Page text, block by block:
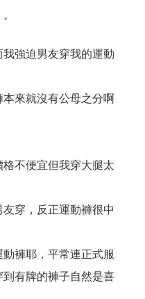
強迫男友穿我的運動
來就沒有公母之分啊
不便宜但我穿大腿太
穿，反正運動褲很中
褲耶，平常連正式服
有牌的褲子自然是喜